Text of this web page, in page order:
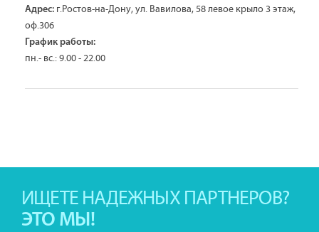
Адрес: г.Ростов-на-Дону, ул. Вавилова, 58 левое крыло 3 этаж,
оф.306
График работы:
пн.- вс.: 9.00 - 22.00
ИЩЕТЕ НАДЕЖНЫХ ПАРТНЕРОВ?
ЭТО МЫ!